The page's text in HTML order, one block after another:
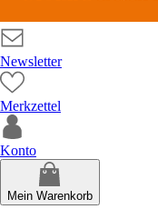
Newsletter
Merkzettel
Konto
Mein Warenkorb